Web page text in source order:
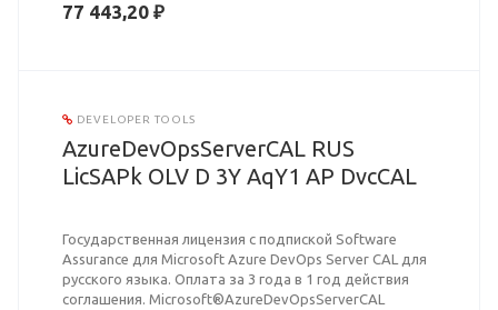
77 443,20 ₽
DEVELOPER TOOLS
AzureDevOpsServerCAL RUS
LicSAPk OLV D 3Y AqY1 AP DvcCAL
Государственная лицензия с подпиской Software
Assurance для Microsoft Azure DevOps Server CAL для
русского языка. Оплата за 3 года в 1 год действия
соглашения. Microsoft®AzureDevOpsServerCAL